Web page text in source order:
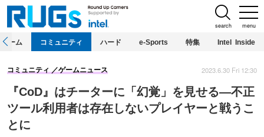
menu
search
ホーム コミュニティ ハード e-Sports 特集 Intel Inside
『CoD』はチーターに「幻覚」を見せる―不正
ツール利用者は存在しないプレイヤーと戦うこ
とに
コミュニティ ゲームニュース 2023.6.30 Fri 12:30